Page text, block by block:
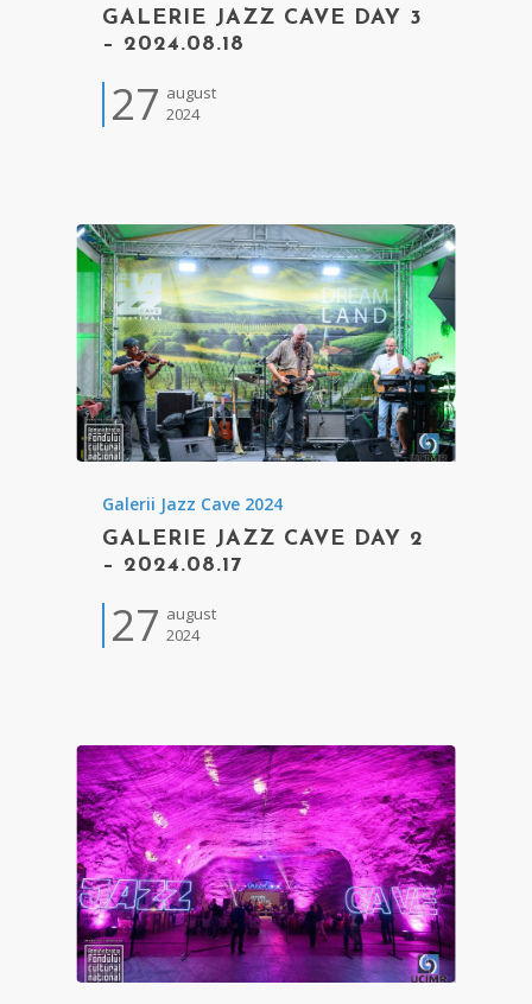
GALERIE JAZZ CAVE DAY 3
– 2024.08.18
27 august
2024
Galerii Jazz Cave 2024
GALERIE JAZZ CAVE DAY 2
– 2024.08.17
27 august
2024